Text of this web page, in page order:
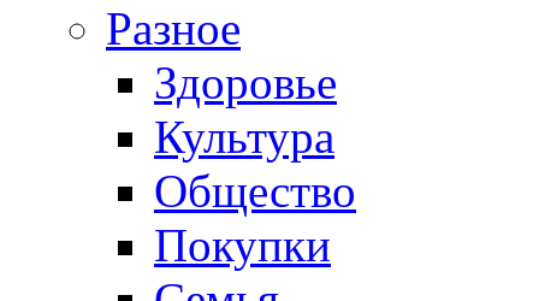
Разное
Здоровье
Культура
Общество
Покупки